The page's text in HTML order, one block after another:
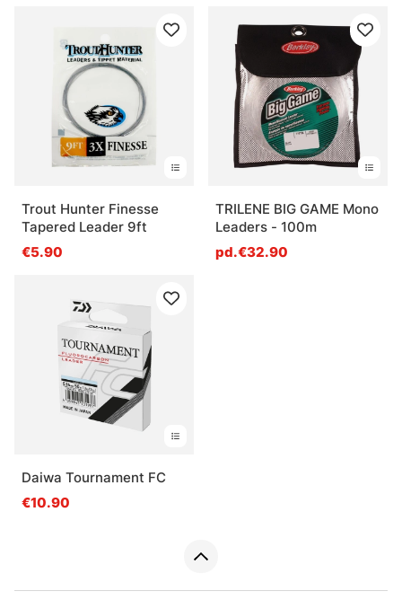
Trout Hunter Finesse
Tapered Leader 9ft
€5.90
TRILENE BIG GAME Mono
Leaders - 100m
pd.€32.90
Daiwa Tournament FC
€10.90